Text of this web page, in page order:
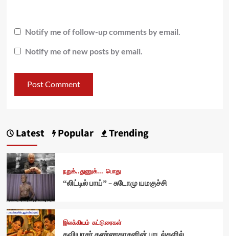
Notify me of follow-up comments by email.
Notify me of new posts by email.
Latest Popular Trending
நறுக்..துணுக்... பொது
“லிட்டில் பாய்” – சுடோமு யமகுச்சி
இலக்கியம் கட்டுரைகள்